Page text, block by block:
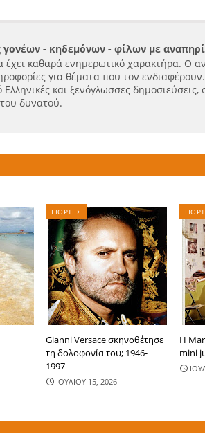
- κηδεμόνων - φίλων με
καθαρά ενημερωτικό χαρακτήρα. Ο
για θέματα που τον
και ξενόγλωσσες δημοσιεύσεις,
δυνατού.
ΓΙΟΡΤΕΣ
Gianni Versace σκηνοθέτησε
τη δολοφονία του; 1946-
1997
ΙΟΥΛΙΟΥ 15, 2026
Η
mini